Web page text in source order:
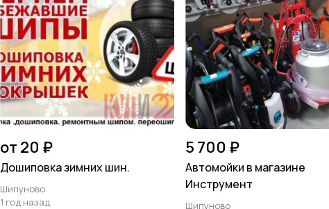
от 20 ₽
Дошиповка зимних шин.
Шипуново
1 год назад
5 700 ₽
Автомойки в магазине
Инструмент
Шипуново